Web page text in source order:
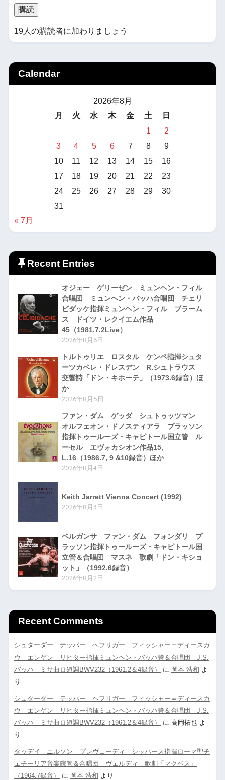
購読
19人の購読者に加わりましょう
Calendar
2026年8月
月
火 水 木 金 土
日
1
2
3
4 5 6 7 8
9
10
11 12 13 14 15
16
17
18 19 20 21 22
23
24
25 26 27 28 29
30
31
« 7月
Recent Entries
オジェー ゲリーゼン ミュンヘン・フィル
合唱団 ミュンヘン・バッハ合唱団 チェリ
ビダッケ指揮ミュンヘン・フィル ブラーム
ス ドイツ・レクイエム作品
45（1981.7.2Live）
2026年8月6日
トルトゥリエ ロスタル ケンペ指揮シュタ
ーツカペレ・ドレスデン R.シュトラウス
交響詩「ドン・キホーテ」（1973.6録音）ほ
か
2026年8月5日
ファン・ダム ゲッダ シュトゥッツマン
オルフェオン・ドノスティアラ プラッソン
指揮トゥールーズ・キャピトール国立管 ル
ーセル エヴォカシオン作品15,
L.16（1986.7, 9 &10録音）ほか
2026年8月4日
Keith Jarrett Vienna Concert (1992)
2026年8月3日
ベルガンサ ファン・ダム フォンダリ プ
ラッソン指揮トゥールーズ・キャピトール国
立管＆合唱団 マスネ 歌劇「ドン・キショ
ット」（1992.6録音）
2026年8月2日
Recent Comments
シュターダー テッパー ヘフリガー フィッシャー＝ディースカ
ウ エンゲン リヒター指揮ミュンヘン・バッハ管＆合唱団 J.S.
バッハ ミサ曲ロ短調BWV232（1961.2＆4録音）
に 岡本 浩和 よ
り
シュターダー テッパー ヘフリガー フィッシャー＝ディースカ
ウ エンゲン リヒター指揮ミュンヘン・バッハ管＆合唱団 J.S.
バッハ ミサ曲ロ短調BWV232（1961.2＆4録音）
に 高岡拓也よ
り
タッデイ ニルソン プレヴェーディ シッパース指揮ローマ聖チ
ェチーリア音楽院管＆合唱団 ヴェルディ 歌劇「マクベス」
（1964.7録音）
に 岡本 浩和 より